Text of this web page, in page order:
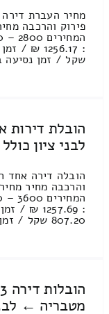
מחיר העברת
שקל / זמן נסיעה בין
הובלת דירות
לבני ציון
הובלה דירה אחד
807.20 שקל / זמן נסיעה בין ערים 1 שעות [...]
מטבריה ←